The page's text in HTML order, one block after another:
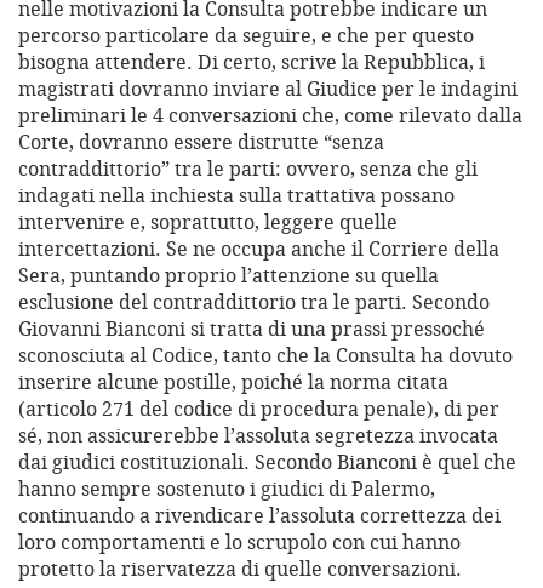
nelle motivazioni la Consulta potrebbe indicare un
percorso particolare da seguire, e che per questo
bisogna attendere. Di certo, scrive la Repubblica, i
magistrati dovranno inviare al Giudice per le indagini
preliminari le 4 conversazioni che, come rilevato dalla
Corte, dovranno essere distrutte “senza
contraddittorio” tra le parti: ovvero, senza che gli
indagati nella inchiesta sulla trattativa possano
intervenire e, soprattutto, leggere quelle
intercettazioni. Se ne occupa anche il Corriere della
Sera, puntando proprio l’attenzione su quella
esclusione del contraddittorio tra le parti. Secondo
Giovanni Bianconi si tratta di una prassi pressoché
sconosciuta al Codice, tanto che la Consulta ha dovuto
inserire alcune postille, poiché la norma citata
(articolo 271 del codice di procedura penale), di per
sé, non assicurerebbe l’assoluta segretezza invocata
dai giudici costituzionali. Secondo Bianconi è quel che
hanno sempre sostenuto i giudici di Palermo,
continuando a rivendicare l’assoluta correttezza dei
loro comportamenti e lo scrupolo con cui hanno
protetto la riservatezza di quelle conversazioni.